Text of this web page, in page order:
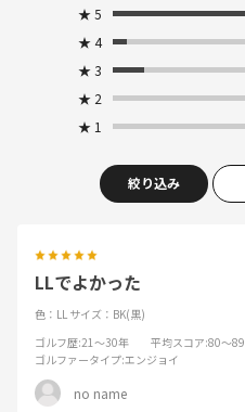
★ 5
★ 4
★ 3
★ 2
★ 1
絞り込み
LLでよかった
色：LL サイズ：BK(黒)
ゴルフ歴:21～30年 平均スコア:80～89
ゴルファータイプ:エンジョイ
no name